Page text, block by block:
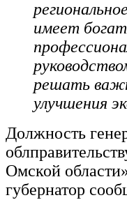
имеет
решать
улучшения
Должность
Омской
губернатор